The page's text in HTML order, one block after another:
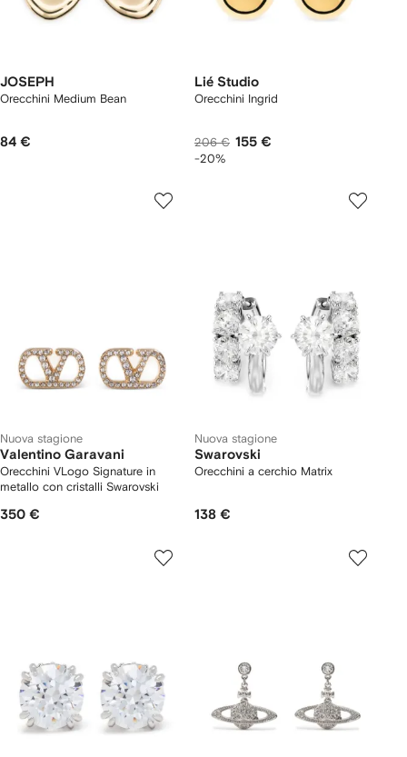
JOSEPH
Orecchini Medium Bean
84 €
Lié Studio
Orecchini Ingrid
206 € 155 €
-20%
Nuova stagione
Valentino Garavani
Orecchini VLogo Signature in
metallo con cristalli Swarovski
350 €
Nuova stagione
Swarovski
Orecchini a cerchio Matrix
138 €